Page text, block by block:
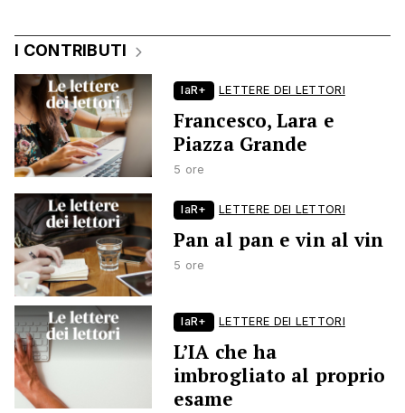
I CONTRIBUTI
laR+ LETTERE DEI LETTORI
Francesco, Lara e
Piazza Grande
5 ore
laR+ LETTERE DEI LETTORI
Pan al pan e vin al vin
5 ore
laR+ LETTERE DEI LETTORI
L’IA che ha
imbrogliato al proprio
esame